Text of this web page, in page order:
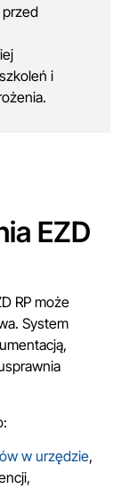
przed
i
EZD
RP może
System
w urzędzie,